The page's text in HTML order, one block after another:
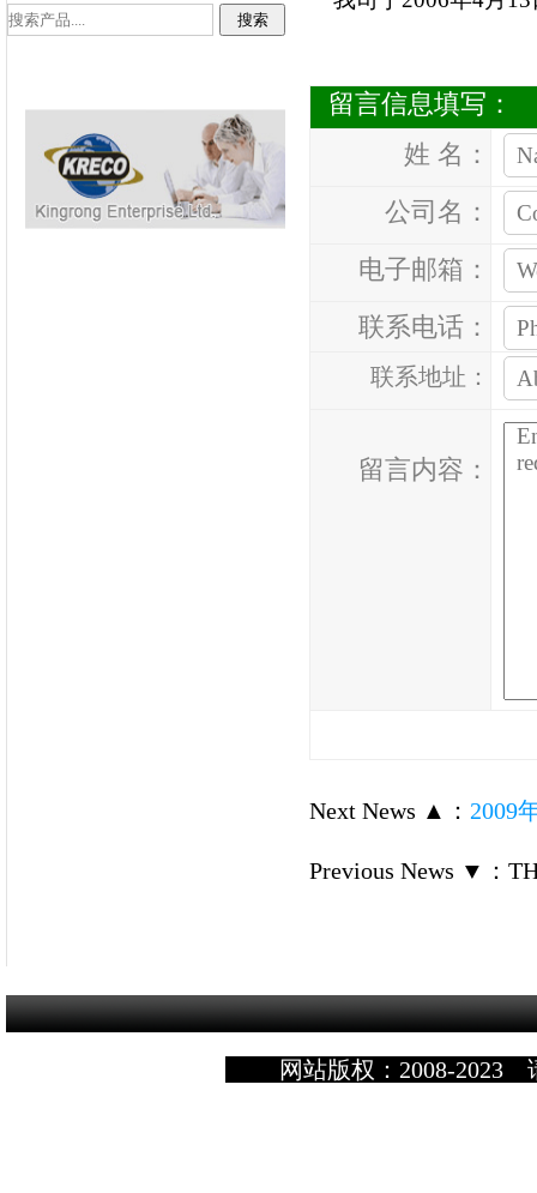
留言信息填写：
姓 名：
公司名：
电子邮箱：
联系电话：
联系地址：
留言内容：
Next News ▲ ： 2009
Previous News ▼ ：
网站版权：2008-2023